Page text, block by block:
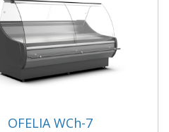
OFELIA WCh-7